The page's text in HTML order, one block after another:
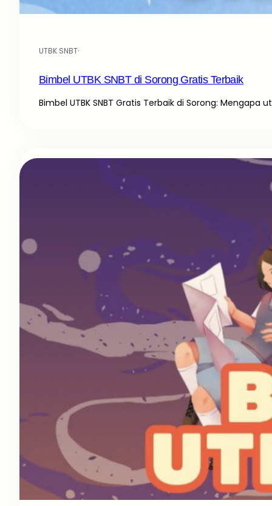
UTBK SNBT·
Bimbel UTBK SNBT di Sorong Gratis Terbaik
Bimbel UTBK SNBT Gratis Terbaik di Sorong: